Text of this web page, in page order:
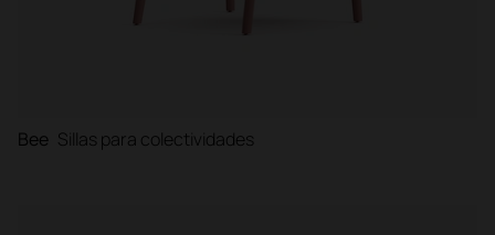
Bee Sillas para colectividades